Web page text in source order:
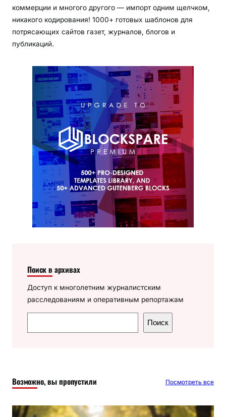
коммерции и многого другого — импорт одним щелчком,
никакого кодирования! 1000+ готовых шаблонов для
потрясающих сайтов газет, журналов, блогов и
публикаций.
Поиск в архивах
Доступ к многолетним журналистским
расследованиям и оперативным репортажам
о
Поиск
Возможно, вы пропустили Посмотреть все